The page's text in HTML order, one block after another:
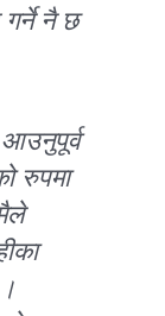
नै छ
रुपमा